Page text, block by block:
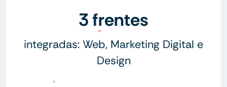
3 frentes
integradas: Web, Marketing Digital e
Design